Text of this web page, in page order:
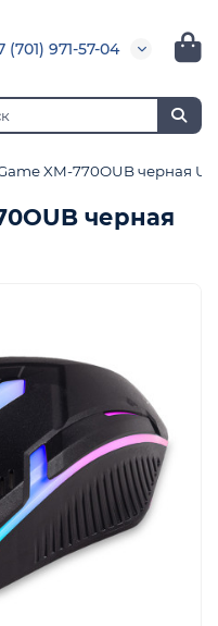
(701) 971-57-04
XM-770OUB черная
черная